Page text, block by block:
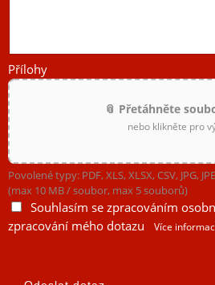
Přílohy
📎 Přetáhněte
nebo klikněte pro
Povolené typy: PDF, XLS, XLSX, CSV, JPG,
(max 10 MB / soubor, max 5 souborů)
Souhlasím se zpracováním
zpracování mého dotazu
Více